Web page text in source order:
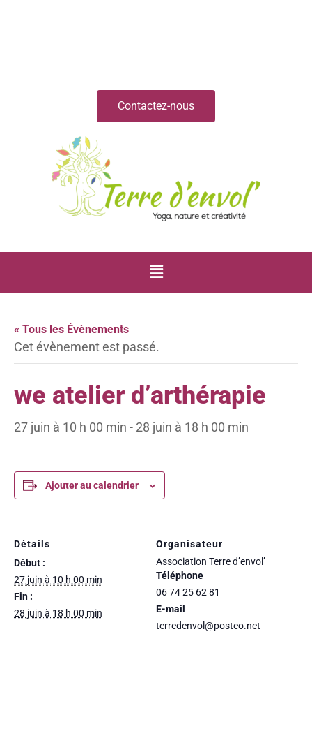
Contactez-nous
« Tous les Évènements
Cet évènement est passé.
we atelier d’arthérapie
27 juin à 10 h 00 min - 28 juin à 18 h 00 min
Ajouter au calendrier
Détails
Début :
27 juin à 10 h 00 min
Fin :
28 juin à 18 h 00 min
Organisateur
Association Terre d’envol’
Téléphone
06 74 25 62 81
E-mail
terredenvol@posteo.net